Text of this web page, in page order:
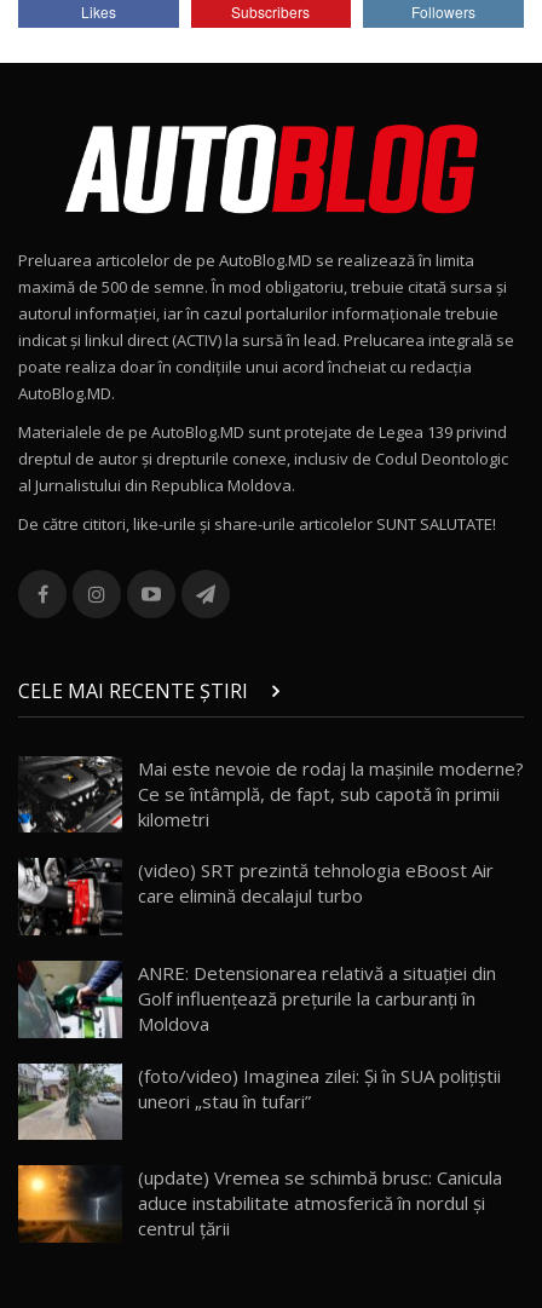
AutoBlog.MD
15:08
Noul Geely EX2 / Test Drive AutoBlog.MD
15:22
Mercedes-AMG E 53 HYBRID 4MATIC+ / Test
Drive AutoBlog.MD
16:27
11
Noul Volvo ES90 / Test Drive AutoBlog.MD
12
Noul MG HS / Test Drive AutoBlog.MD
16:48
13
combină aventura cu luxul / AutoBlog.MD
36:08
chinez care face lumea să se întoarcă după el
/ AutoBlog.MD
17:27
15 14:37
16
AutoBlogMD
13:10
17 20:06
Va fi modelul nr.1 BYD în Moldova? BYD Seal U
30:08
AutoBlog.MD
23:36
20
Noul ZEEKR 7X / Test Drive AutoBlog.MD
29:08
Likes Subscribers Followers
Preluarea articolelor de pe AutoBlog.MD se realizează în limita
maximă de 500 de semne. În mod obligatoriu, trebuie citată sursa și
autorul informației, iar în cazul portalurilor informaționale trebuie
indicat și linkul direct (ACTIV) la sursă în lead. Prelucarea integrală se
poate realiza doar în condițiile unui acord încheiat cu redacţia
AutoBlog.MD.
Materialele de pe AutoBlog.MD sunt protejate de Legea 139 privind
dreptul de autor și drepturile conexe, inclusiv de Codul Deontologic
al Jurnalistului din Republica Moldova.
De către cititori, like-urile şi share-urile articolelor SUNT SALUTATE!
CELE MAI RECENTE ȘTIRI
Mai este nevoie de rodaj la mașinile moderne?
Ce se întâmplă, de fapt, sub capotă în primii
kilometri
(video) SRT prezintă tehnologia eBoost Air
care elimină decalajul turbo
ANRE: Detensionarea relativă a situației din
Golf influențează prețurile la carburanți în
Moldova
(foto/video) Imaginea zilei: Și în SUA polițiștii
uneori „stau în tufari”
(update) Vremea se schimbă brusc: Canicula
aduce instabilitate atmosferică în nordul și
centrul țării